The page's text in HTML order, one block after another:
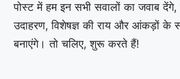
पोस्ट में हम इन सभी सवालों का जवाब
उदाहरण, विशेषज्ञ की राय और आंकड़ों के
बनाएंगे। तो चलिए, शुरू करते हैं!